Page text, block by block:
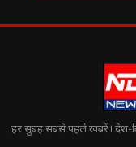
हर सुबह सबसे पहले खबरें। देश-